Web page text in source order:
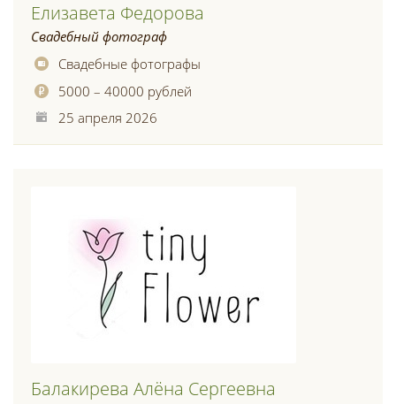
Елизавета Федорова
Свадебный фотограф
Свадебные фотографы
5000 – 40000 рублей
25 апреля 2026
Балакирева Алёна Сергеевна